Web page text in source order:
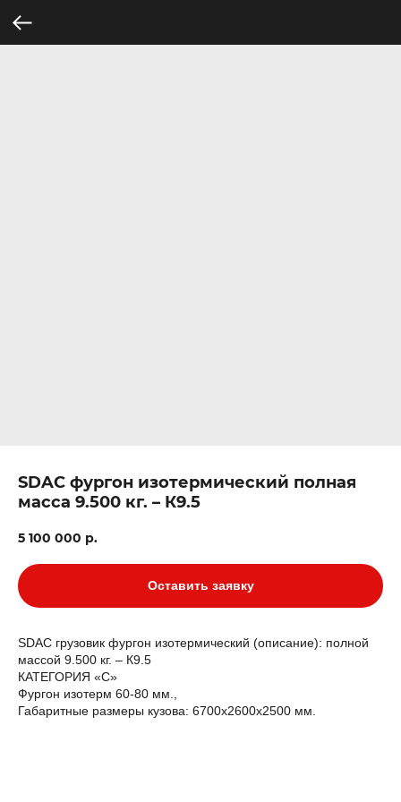
SDAC фургон изотермический полная
масса 9.500 кг. – К9.5
5 100 000 р.
Оставить заявку
SDAC грузовик фургон изотермический (описание): полной
массой 9.500 кг. – К9.5
КАТЕГОРИЯ «С»
Фургон изотерм 60-80 мм.,
Габаритные размеры кузова: 6700х2600х2500 мм.